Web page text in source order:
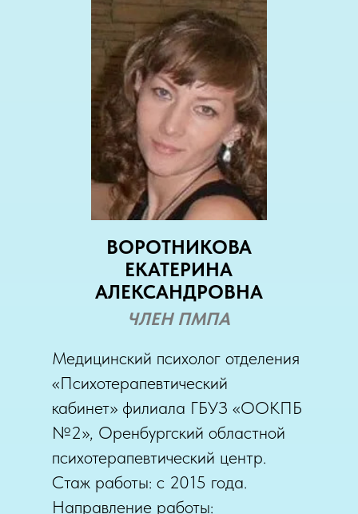
ВОРОТНИКОВА
ЕКАТЕРИНА
АЛЕКСАНДРОВНА
ЧЛЕН ПМПА
Медицинский психолог отделения
«Психотерапевтический
кабинет» филиала ГБУЗ «ООКПБ
№2», Оренбургский областной
психотерапевтический центр.
Стаж работы: с 2015 года.
Направление работы: